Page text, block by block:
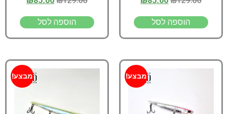
הוספה לסל הוספה לסל
מבצע! מבצע!